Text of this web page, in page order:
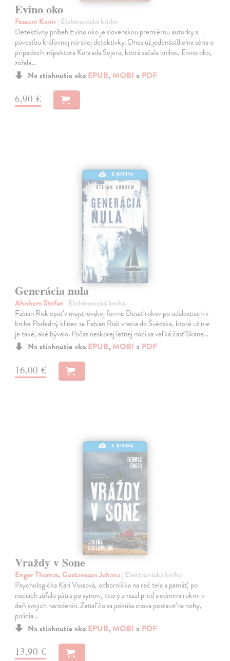
Evino oko
Fossum Karin | Elektronická kniha
Detektívny príbeh Evino oko je slovenskou premiérou autorky s
povesťou kráľovnej nórskej detektívky. Dnes už jedenásťdielna séria o
prípadoch inšpektora Konrada Sejera, ktorá začala knihou Evino oko,
zožala…
Na stiahnutie ako EPUB, MOBI a PDF
6,90 €
E-KNIHA
Generácia nula
Ahnhem Stefan | Elektronická kniha
Fabian Risk opäť v majstrovskej forme Desať rokov po udalostiach v
knihe Posledný klinec sa Fabian Risk vracia do Švédska, ktoré už nie
je také, aké bývalo. Počas neskorej letnej noci sa veľká časť Skane…
Na stiahnutie ako EPUB, MOBI a PDF
16,00 €
E-KNIHA
Vraždy v Sone
Enger Thomas, Gustawsson Johana| Elektronická kniha
Psychologička Kari Vossová, odborníčka na reč tela a pamäť, po
nociach zúfalo pátra po synovi, ktorý zmizol pred siedmimi rokmi v
deň svojich narodenín. Zatiaľ čo sa pokúša znova postaviť na nohy,
polícia…
Na stiahnutie ako EPUB, MOBI a PDF
13,90 €